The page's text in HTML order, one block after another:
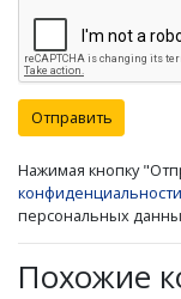
Отправить
Нажимая кнопку
конфиденциальности
персональных
Похожие